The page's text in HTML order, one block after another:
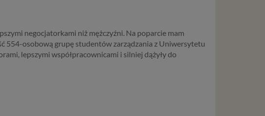
negocjatorkami niż mężczyźni. Na poparcie mam
554-osobową grupę studentów zarządzania z Uniwersytetu
lepszymi współpracownicami i silniej dążyły do
Psychorada.pl. W tej
po 25 maja
o jej przeczytanie,